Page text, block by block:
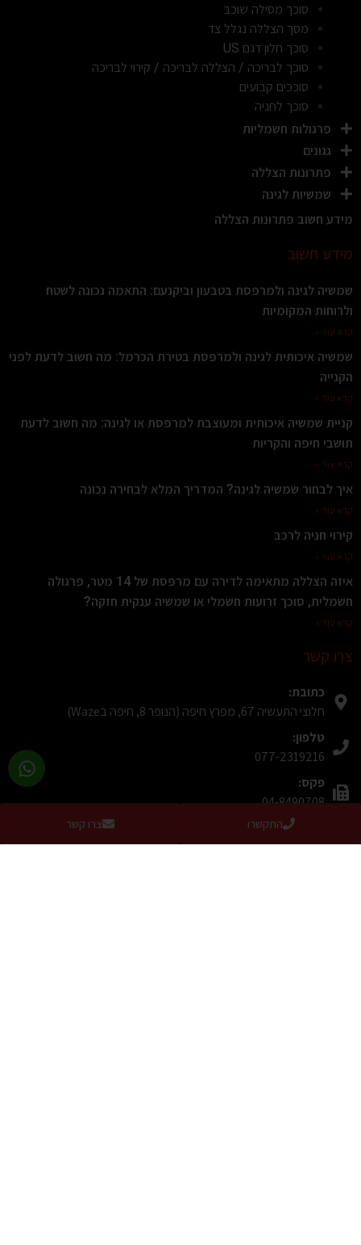
סוכך מסילה שוכב
מסך הצללה נגלל צד
סוכך חלון דגם US
סוכך לבריכה / הצללה לבריכה / קירוי לבריכה
סוככים קבועים
סוכך לחניה
פרגולות חשמליות
גגונים
פתרונות הצללה
שמשיות לגינה
מידע חשוב פתרונות הצללה
מידע חשוב
שמשיה לגינה ולמרפסת בטבעון וביקנעם: התאמה נכונה לשטח
ולרוחות המקומיות
קרא עוד »
שמשיה איכותית לגינה ולמרפסת בטירת הכרמל: מה חשוב לדעת לפני
הקנייה
קרא עוד »
קניית שמשיה איכותית ומעוצבת למרפסת או לגינה: מה חשוב לדעת
תושבי חיפה והקריות
קרא עוד »
איך לבחור שמשיה לגינה? המדריך המלא לבחירה נכונה
קרא עוד »
קירוי חניה לרכב
קרא עוד »
איזה הצללה מתאימה לדירה עם מרפסת של 14 מטר, פרגולה
חשמלית, סוכך זרועות חשמלי או שמשיה ענקית חזקה?
קרא עוד »
צרו קשר
כתובת:
חלוצי התעשיה 67, מפרץ חיפה (הנופר 8, חיפה בWaze)
טלפון:
077-2319216
פקס:
04-8490708
alum391@gmail.com
התקשרו צרו קשר